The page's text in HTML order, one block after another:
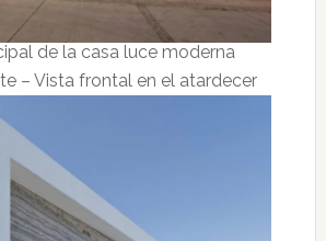
de la casa luce moderna
– Vista frontal en el atardecer